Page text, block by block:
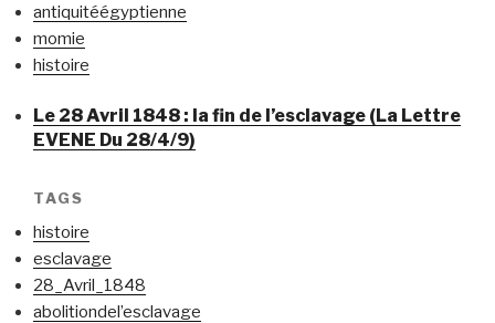
antiquitéégyptienne
momie
histoire
Le 28 Avril 1848 : la fin de l’esclavage (La Lettre
EVENE Du 28/4/9)
TAGS
histoire
esclavage
28_Avril_1848
abolitiondel’esclavage